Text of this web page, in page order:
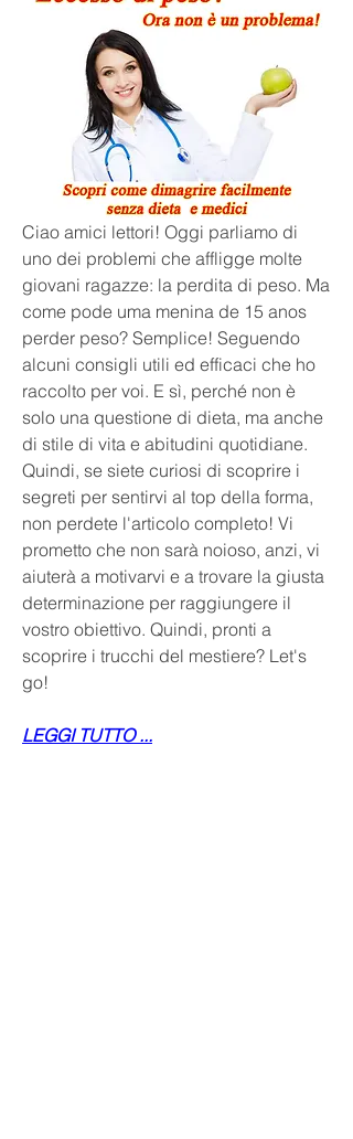
Ciao amici lettori! Oggi parliamo di
uno dei problemi che affligge molte
giovani ragazze: la perdita di peso. Ma
come pode uma menina de 15 anos
perder peso? Semplice! Seguendo
alcuni consigli utili ed efficaci che ho
raccolto per voi. E sì, perché non è
solo una questione di dieta, ma anche
di stile di vita e abitudini quotidiane.
Quindi, se siete curiosi di scoprire i
segreti per sentirvi al top della forma,
non perdete l'articolo completo! Vi
prometto che non sarà noioso, anzi, vi
aiuterà a motivarvi e a trovare la giusta
determinazione per raggiungere il
vostro obiettivo. Quindi, pronti a
scoprire i trucchi del mestiere? Let's
go!
LEGGI TUTTO ...